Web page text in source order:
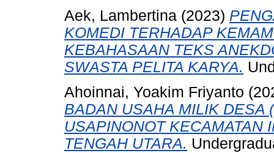
Aek, Lambertina (2023)
KOMEDI TERHADAP
KEBAHASAAN TEKS
SWASTA PELITA KARYA.
Ahoinnai, Yoakim Friyanto
BADAN USAHA MILIK DESA
USAPINONOT KECAMATAN
TENGAH UTARA.